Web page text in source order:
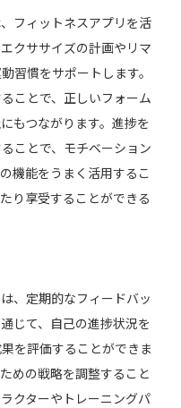
フィットネスアプリを活
クササイズの計画やリマ
習慣をサポートします。
ことで、正しいフォーム
もつながります。進捗を
ことで、モチベーション
機能をうまく活用するこ
り享受することができる
、定期的なフィードバッ
じて、自己の進捗状況を
を評価することができま
めの戦略を調整すること
クターやトレーニングパ